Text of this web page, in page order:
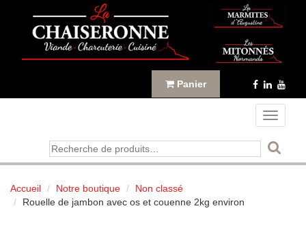
Panier
Toggle
Recherche
pour :
Accueil Notre boutique
Non classé
Rouelle de jambon avec os et couenne 2kg environ
Panneau de gestion des cookies